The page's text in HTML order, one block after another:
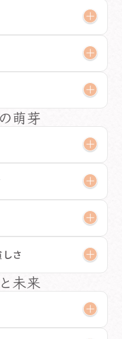
萌芽
さ
未来